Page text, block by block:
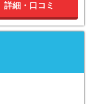
詳細・口コミ